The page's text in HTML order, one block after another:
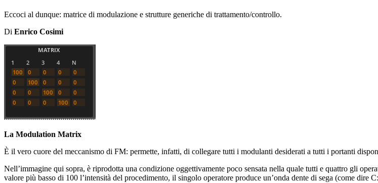
Eccoci al dunque: matrice di modulazione e strutture generiche di trattamento/controllo.
Di Enrico Cosimi
La Modulation Matrix
È il vero cuore del meccanismo di FM: permette, infatti, di collegare tutti i modulanti desiderati a tutti i portanti
Nell’immagine qui sopra, è riprodotta una condizione oggettivamente poco sensata nella quale tutti e quattro gli
valore più basso di 100 l’intensità del procedimento, il singolo operatore produce un’onda dente di sega (come